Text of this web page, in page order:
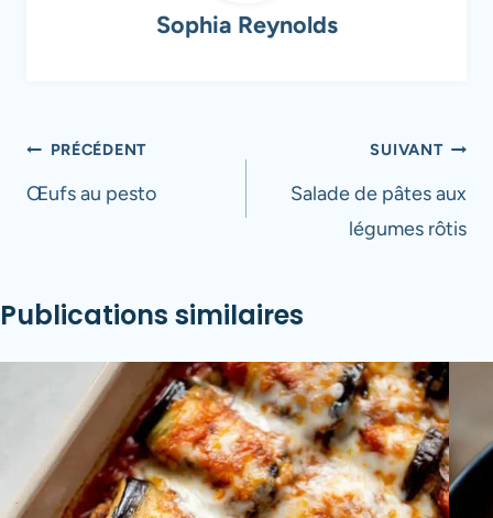
Sophia Reynolds
Navigation
de
PRÉCÉDENT
Œufs au pesto
SUIVANT
Salade de pâtes aux
légumes rôtis
Publications similaires